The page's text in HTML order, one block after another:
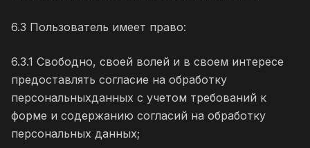
6.3 Пользователь имеет право:
6.3.1 Свободно, своей волей и в своем интересе
предоставлять согласие на обработку
персональныхданных с учетом требований к
форме и содержанию согласий на обработку
персональных данных;